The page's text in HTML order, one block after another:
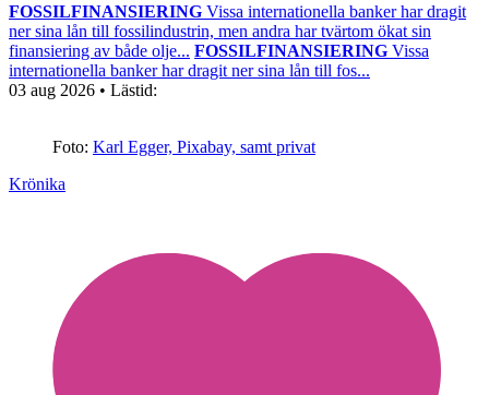
FOSSILFINANSIERING Vissa internationella banker har dragit
ner sina lån till fossilindustrin, men andra har tvärtom ökat sin
finansiering av både olje... FOSSILFINANSIERING Vissa
internationella banker har dragit ner sina lån till fos...
03 aug 2026 • Lästid:
Foto: Karl Egger, Pixabay, samt privat
Krönika